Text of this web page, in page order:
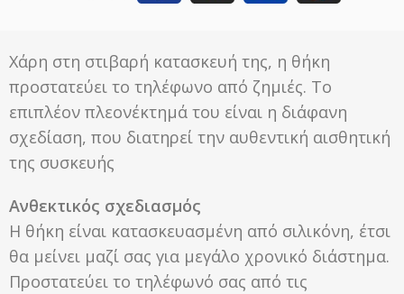
Χάρη στη στιβαρή κατασκευή της, η θήκη
προστατεύει το τηλέφωνο από ζημιές. Το
επιπλέον πλεονέκτημά του είναι η διάφανη
σχεδίαση, που διατηρεί την αυθεντική αισθητική
της συσκευής
Ανθεκτικός σχεδιασμός
Η θήκη είναι κατασκευασμένη από σιλικόνη, έτσι
θα μείνει μαζί σας για μεγάλο χρονικό διάστημα.
Προστατεύει το τηλέφωνό σας από τις